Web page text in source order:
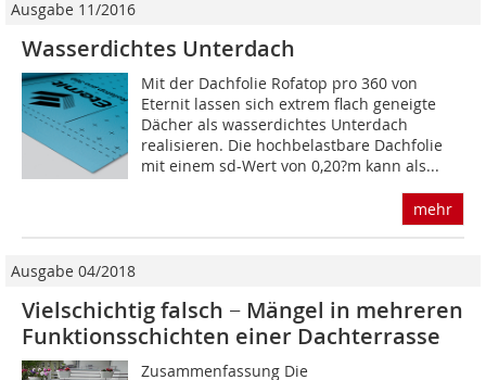
Ausgabe 11/2016
Wasserdichtes Unterdach
Mit der Dachfolie Rofatop pro 360 von
Eternit lassen sich extrem flach geneigte
Dächer als wasserdichtes Unterdach
realisieren. Die hochbelastbare Dachfolie
mit einem sd-Wert von 0,20?m kann als...
mehr
Ausgabe 04/2018
Vielschichtig falsch − Mängel in mehreren
Funktionsschichten einer Dachterrasse
Zusammenfassung Die